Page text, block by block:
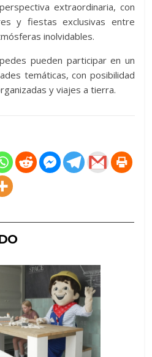
extraordinaria, con
y fiestas exclusivas entre
inolvidables.
pueden participar en un
temáticas, con posibilidad
y viajes a tierra.